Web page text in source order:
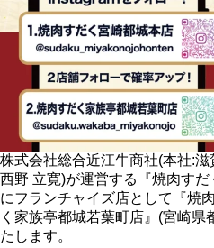
株式会社総合近江牛商社(本社:
西野 立寛)が運営する『焼肉す
にフランチャイズ店として『焼
く家族亭都城若葉町店』(宮崎
たします。